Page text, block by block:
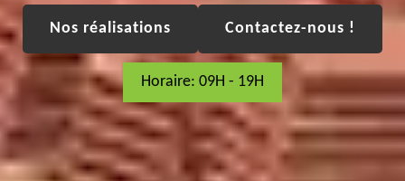
Nos réalisations Contactez-nous !
Horaire: 09H - 19H